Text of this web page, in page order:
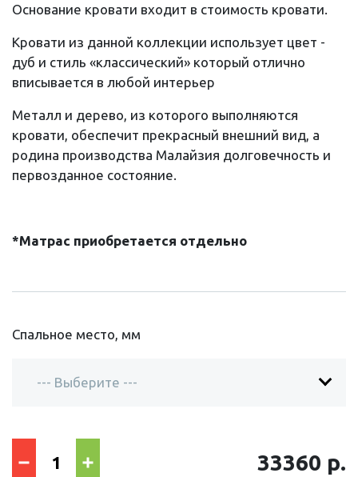
Основание кровати входит в стоимость кровати.
Кровати из данной коллекции использует цвет -
дуб и стиль «классический» который отлично
вписывается в любой интерьер
Металл и дерево, из которого выполняются
кровати, обеспечит прекрасный внешний вид, а
родина производства Малайзия долговечность и
первозданное состояние.
*Матрас приобретается отдельно
Спальное место, мм
33360 р.